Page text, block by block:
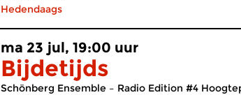
Hedendaags
ma 23 jul, 19:00 uur
Bijdetijds
Schönberg Ensemble – Radio Edition #4